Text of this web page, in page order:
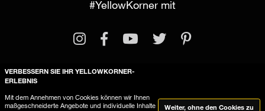
#YellowKorner mit
Rechtliche Informationen
VERBESSERN SIE IHR YELLOWKORNER-
ERLEBNIS
Mit dem Annehmen von Cookies können wir Ihnen
maßgeschneiderte Angebote und individuelle Inhalte
Weiter, ohne den Cookies zu